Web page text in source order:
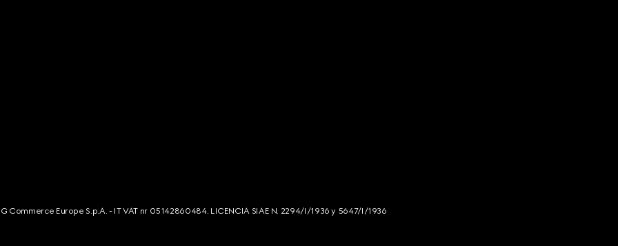
Commerce Europe S.p.A. - IT VAT nr 05142860484. LICENCIA SIAE N. 2294/I/1936 y 5647/I/1936